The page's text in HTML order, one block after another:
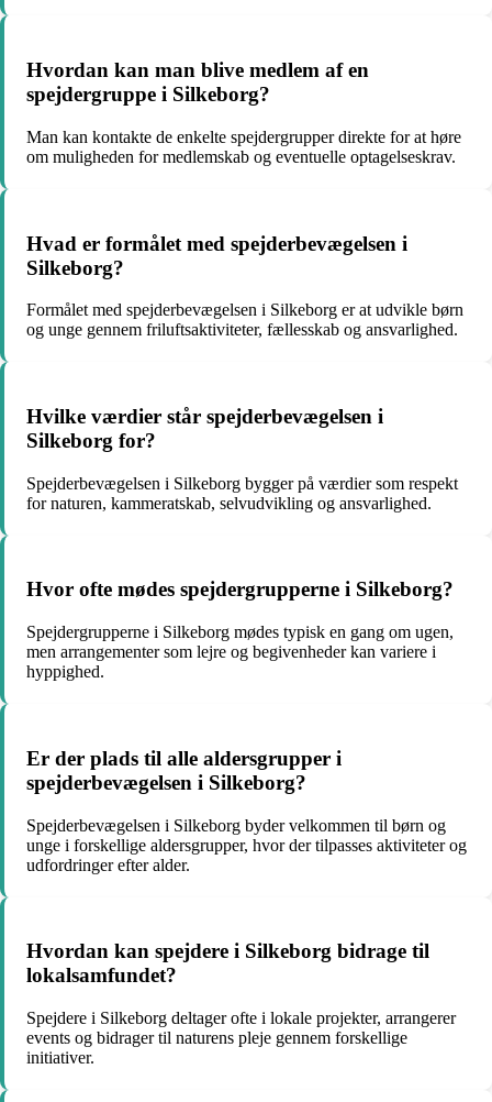
Hvordan kan man blive medlem af en
spejdergruppe i Silkeborg?
Man kan kontakte de enkelte spejdergrupper direkte for at høre
om muligheden for medlemskab og eventuelle optagelseskrav.
Hvad er formålet med spejderbevægelsen i
Silkeborg?
Formålet med spejderbevægelsen i Silkeborg er at udvikle børn
og unge gennem friluftsaktiviteter, fællesskab og ansvarlighed.
Hvilke værdier står spejderbevægelsen i
Silkeborg for?
Spejderbevægelsen i Silkeborg bygger på værdier som respekt
for naturen, kammeratskab, selvudvikling og ansvarlighed.
Hvor ofte mødes spejdergrupperne i Silkeborg?
Spejdergrupperne i Silkeborg mødes typisk en gang om ugen,
men arrangementer som lejre og begivenheder kan variere i
hyppighed.
Er der plads til alle aldersgrupper i
spejderbevægelsen i Silkeborg?
Spejderbevægelsen i Silkeborg byder velkommen til børn og
unge i forskellige aldersgrupper, hvor der tilpasses aktiviteter og
udfordringer efter alder.
Hvordan kan spejdere i Silkeborg bidrage til
lokalsamfundet?
Spejdere i Silkeborg deltager ofte i lokale projekter, arrangerer
events og bidrager til naturens pleje gennem forskellige
initiativer.